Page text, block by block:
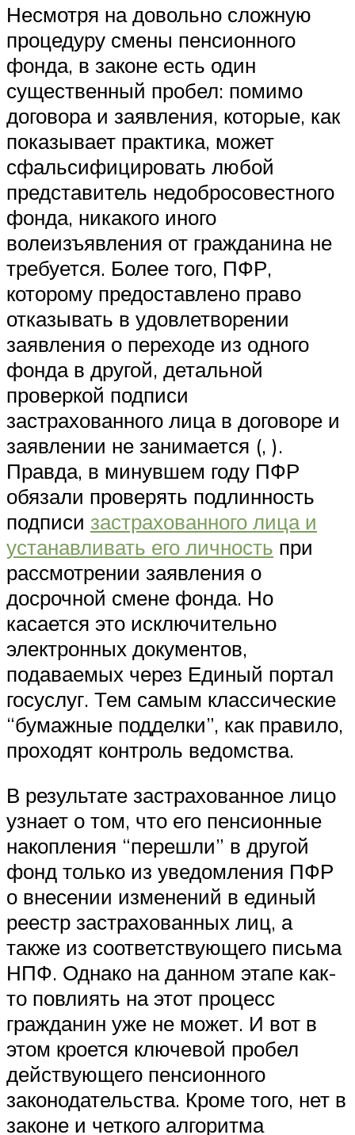
Несмотря на довольно сложную
процедуру смены пенсионного
фонда, в законе есть один
существенный пробел: помимо
договора и заявления, которые, как
показывает практика, может
сфальсифицировать любой
представитель недобросовестного
фонда, никакого иного
волеизъявления от гражданина не
требуется. Более того, ПФР,
которому предоставлено право
отказывать в удовлетворении
заявления о переходе из одного
фонда в другой, детальной
проверкой подписи
застрахованного лица в договоре и
заявлении не занимается (, ).
Правда, в минувшем году ПФР
обязали проверять подлинность
подписи застрахованного лица и
устанавливать его личность при
рассмотрении заявления о
досрочной смене фонда. Но
касается это исключительно
электронных документов,
подаваемых через Единый портал
госуслуг. Тем самым классические
“бумажные подделки”, как правило,
проходят контроль ведомства.
В результате застрахованное лицо
узнает о том, что его пенсионные
накопления “перешли” в другой
фонд только из уведомления ПФР
о внесении изменений в единый
реестр застрахованных лиц, а
также из соответствующего письма
НПФ. Однако на данном этапе как-
то повлиять на этот процесс
гражданин уже не может. И вот в
этом кроется ключевой пробел
действующего пенсионного
законодательства. Кроме того, нет в
законе и четкого алгоритма